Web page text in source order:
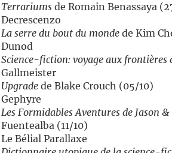
Terrariumsde Romain Benassaya
Decrescenzo
La serre du bout du mondede Kim
Dunod
Science-fiction: voyage aux frontières
Gallmeister
Upgradede Blake Crouch (05/10)
Gephyre
Les Formidables Aventures de Jason
Fuentealba (11/10)
Le Bélial Parallaxe